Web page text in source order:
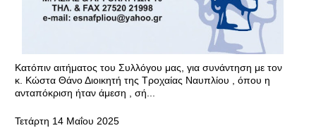
Κατόπιν αιτήματος του Συλλόγου μας, για συνάντηση με τον
κ. Κώστα Θάνο Διοικητή της Τροχαίας Ναυπλίου , όπου η
ανταπόκριση ήταν άμεση , σή...
Τετάρτη 14 Μαΐου 2025